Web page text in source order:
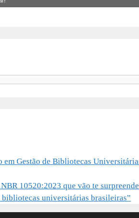
em Gestão de Bibliotecas
10520:2023 que vão te
universitárias brasileiras”